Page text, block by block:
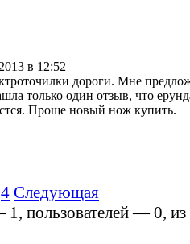
в 12:52
дороги. Мне
только один отзыв, что
Проще новый нож купить.
4 Следующая
1, пользователей —0,